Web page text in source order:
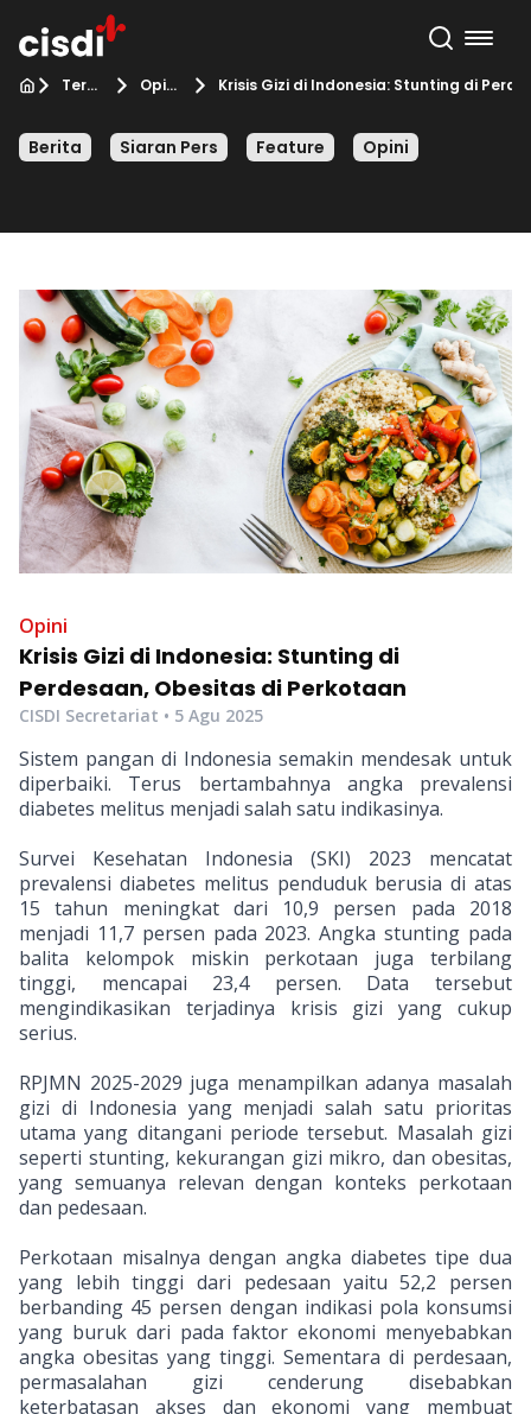
Terbaru Opini Krisis Gizi di Indonesia: Stunting di
Berita Siaran Pers Feature Opini
Opini
Krisis Gizi di Indonesia: Stunting di
Perdesaan, Obesitas di Perkotaan
CISDI Secretariat • 5 Agu 2025
Sistem pangan di Indonesia semakin mendesak untuk
diperbaiki. Terus bertambahnya angka prevalensi
diabetes melitus menjadi salah satu indikasinya.
Survei Kesehatan Indonesia (SKI) 2023 mencatat
prevalensi diabetes melitus penduduk berusia di atas
15 tahun meningkat dari 10,9 persen pada 2018
menjadi 11,7 persen pada 2023. Angka stunting pada
balita kelompok miskin perkotaan juga terbilang
tinggi, mencapai 23,4 persen. Data tersebut
mengindikasikan terjadinya krisis gizi yang cukup
serius.
RPJMN 2025-2029 juga menampilkan adanya masalah
gizi di Indonesia yang menjadi salah satu prioritas
utama yang ditangani periode tersebut. Masalah gizi
seperti stunting, kekurangan gizi mikro, dan obesitas,
yang semuanya relevan dengan konteks perkotaan
dan pedesaan.
Perkotaan misalnya dengan angka diabetes tipe dua
yang lebih tinggi dari pedesaan yaitu 52,2 persen
berbanding 45 persen dengan indikasi pola konsumsi
yang buruk dari pada faktor ekonomi menyebabkan
angka obesitas yang tinggi. Sementara di perdesaan,
permasalahan gizi cenderung disebabkan
keterbatasan akses dan ekonomi yang membuat